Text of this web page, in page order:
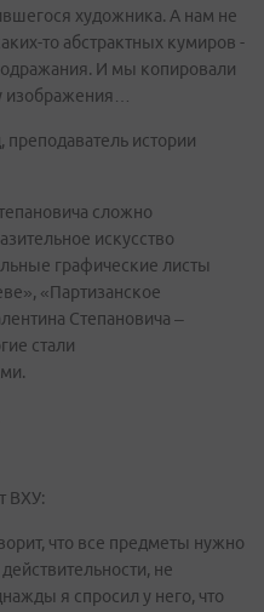
художника. А нам не
то абстрактных кумиров -
И мы копировали
изображения…
истории
сложно
искусство
графические листы
«Партизанское
Степановича –
стали
ВХУ:
что все предметы нужно
не
я спросил у него, что